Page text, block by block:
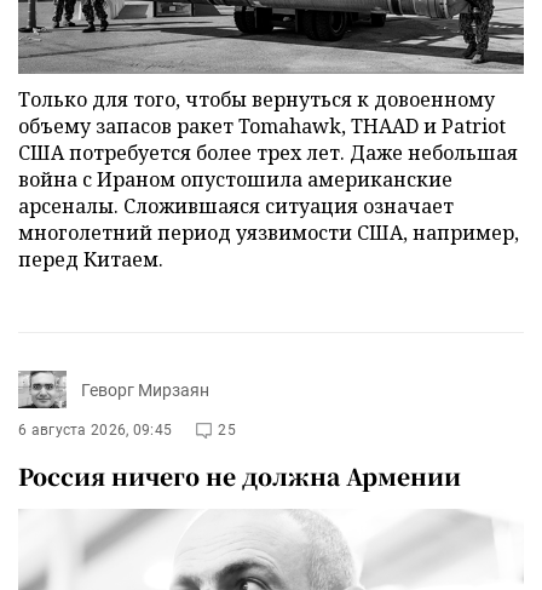
Только для того, чтобы вернуться к довоенному
объему запасов ракет Tomahawk, THAAD и Patriot
США потребуется более трех лет. Даже небольшая
война с Ираном опустошила американские
арсеналы. Сложившаяся ситуация означает
многолетний период уязвимости США, например,
перед Китаем.
Геворг Мирзаян
6 августа 2026, 09:45 25
Россия ничего не должна Армении